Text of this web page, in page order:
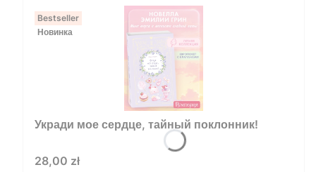
Bestseller
Новинка
Укради мое сердце, тайный поклонник!
Цена
28,00 zł